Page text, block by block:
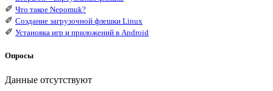
✐ Что такое Nepomuk?
✐ Создание загрузочной флешки Linux
✐ Установка игр и приложений в Android
Опросы
Данные отсутствуют